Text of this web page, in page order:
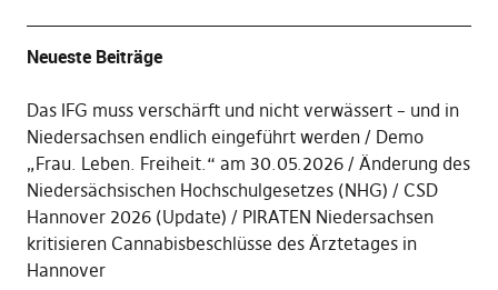
Neueste Beiträge
Das IFG muss verschärft und nicht verwässert – und in
Niedersachsen endlich eingeführt werden
Demo
„Frau. Leben. Freiheit.“ am 30.05.2026
Änderung des
Niedersächsischen Hochschulgesetzes (NHG)
CSD
Hannover 2026 (Update)
PIRATEN Niedersachsen
kritisieren Cannabisbeschlüsse des Ärztetages in
Hannover